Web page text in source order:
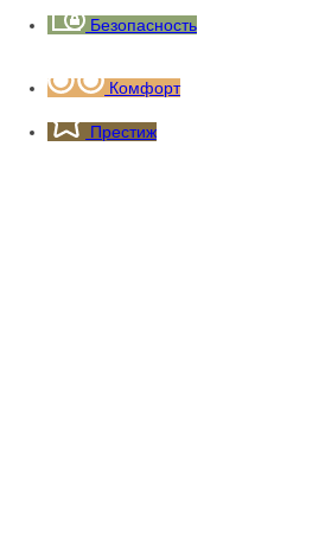
Безопасность
Комфорт
Престиж